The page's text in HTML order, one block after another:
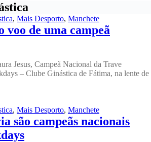
, Mais Desporto, Manchete
voo de uma campeã
Jesus, Campeã Nacional da Trave
– Clube Ginástica de Fátima, na lente de
, Mais Desporto, Manchete
são campeãs nacionais